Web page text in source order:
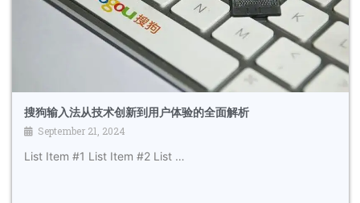
搜狗输入法从技术创新到用户体验的全面解析
September 21, 2024
List Item #1 List Item #2 List …